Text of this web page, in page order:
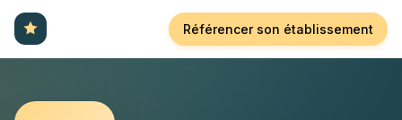
Référencer son établissement